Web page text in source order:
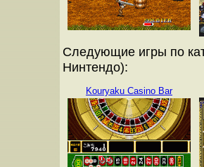
Следующие игры по
Нинтендо):
Kouryaku Casino Bar